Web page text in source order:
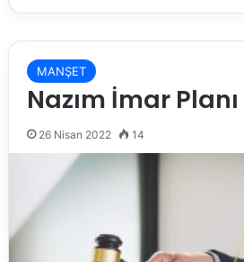
MANŞET
Nazım İmar
26 Nisan 2022 14